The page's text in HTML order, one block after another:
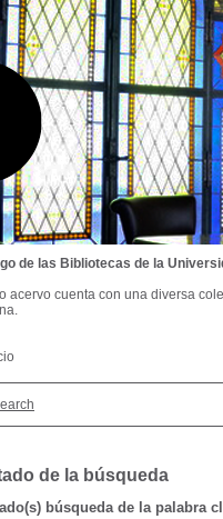
de la búsqueda
búsqueda de la palabra
de las Bibliotecas de la
acervo cuenta con una diversa